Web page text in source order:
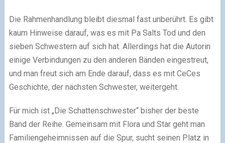
Die Rahmenhandlung bleibt diesmal fast unberührt. Es gibt
kaum Hinweise darauf, was es mit Pa Salts Tod und den
sieben Schwestern auf sich hat. Allerdings hat die Autorin
einige Verbindungen zu den anderen Bänden eingestreut,
und man freut sich am Ende darauf, dass es mit CeCes
Geschichte, der nächsten Schwester, weitergeht.
Für mich ist „Die Schattenschwester“ bisher der beste
Band der Reihe. Gemeinsam mit Flora und Star geht man
Familiengeheimnissen auf die Spur, sucht seinen Platz in